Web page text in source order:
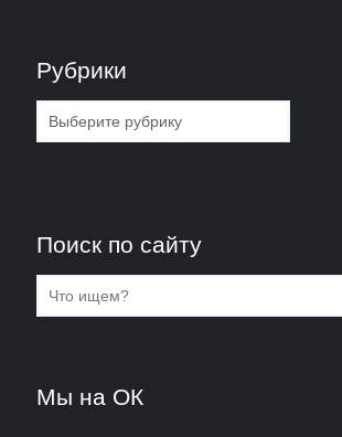
Рубрики
Рубрики
Поиск по сайту
Мы на ОК